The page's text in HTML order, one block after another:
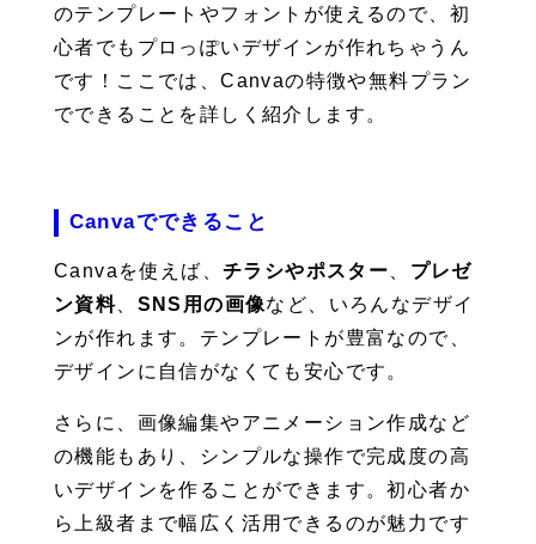
のテンプレートやフォントが使えるので、初
心者でもプロっぽいデザインが作れちゃうん
です！ここでは、Canvaの特徴や無料プラン
でできることを詳しく紹介します。
Canvaでできること
Canvaを使えば、 チラシやポスター
プレゼ
ン資料
SNS用の画像など、いろんなデザイ
ンが作れます。テンプレートが豊富なので、
デザインに自信がなくても安心です。
さらに、画像編集やアニメーション作成など
の機能もあり、シンプルな操作で完成度の高
いデザインを作ることができます。初心者か
ら上級者まで幅広く活用できるのが魅力です